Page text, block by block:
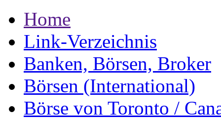
Home
Link-Verzeichnis
Banken, Börsen, Broker
Börsen (International)
Börse von Toronto /